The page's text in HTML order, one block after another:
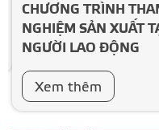
CHƯƠNG TRÌNH
NGHIỆM SẢN XUẤT
NGƯỜI LAO ĐỘNG
Xem thêm